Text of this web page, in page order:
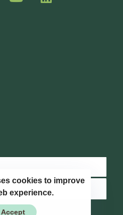
cookies to improve
experience.
Accept